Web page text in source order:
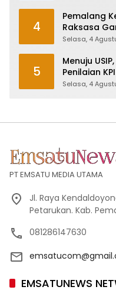
4
Pemalang
Raksasa
Pabrik dan
Selasa, 4
5
Menuju
Penilaian
Selasa, 4
PT EMSATU MEDIA UTAMA
Jl. Raya
Petarukan. Kab.
081286147630
EMSATUNEWS